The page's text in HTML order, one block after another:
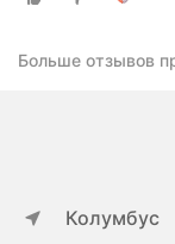
Больше отзывов
Колумбус